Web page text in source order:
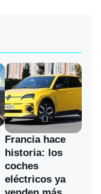
Francia hace
historia: los
coches
eléctricos ya